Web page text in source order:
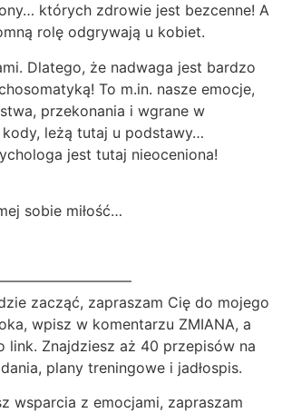
których zdrowie jest bezcenne! A
rolę odgrywają u kobiet.
Dlatego, że nadwaga jest bardzo
To m.in. nasze emocje,
przekonania i wgrane w
leżą tutaj u podstawy…
jest tutaj nieoceniona!
sobie miłość…
zacząć, zapraszam Cię do mojego
wpisz w komentarzu ZMIANA, a
link. Znajdziesz aż 40 przepisów na
plany treningowe i jadłospis.
wsparcia z emocjami, zapraszam